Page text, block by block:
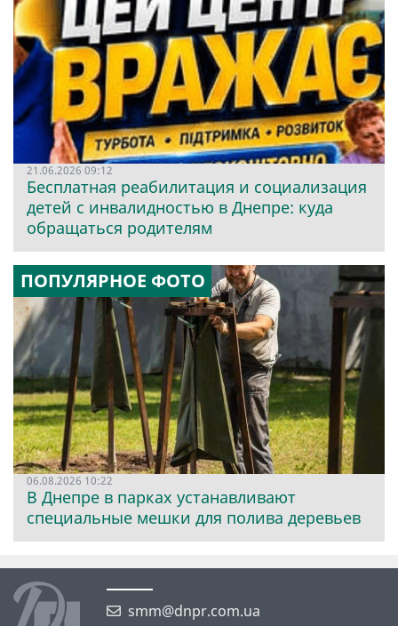
21.06.2026 09:12
Бесплатная реабилитация и социализация
детей с инвалидностью в Днепре: куда
обращаться родителям
ПОПУЛЯРНОЕ ФОТО
06.08.2026 10:22
В Днепре в парках устанавливают
специальные мешки для полива деревьев
smm@dnpr.com.ua